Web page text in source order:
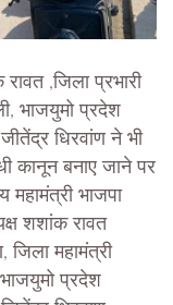
,जिला प्रभारी
भाजयुमो प्रदेश
धिरवांण ने भी
कानून बनाए जाने पर
महामंत्री भाजपा
शशांक रावत
जिला महामंत्री
प्रदेश